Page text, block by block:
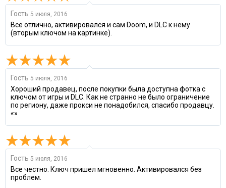
Гость 5 июля, 2016
Все отлично, активировался и сам Doom, и DLC к нему
(вторым ключом на картинке).
Гость 5 июля, 2016
Хороший продавец, после покупки была доступна фотка с
ключом от игры и DLC. Как не странно не было ограничение
по региону, даже прокси не понадобился, спасибо продавцу.
«»
Гость 5 июля, 2016
Все честно. Ключ пришел мгновенно. Активировался без
проблем.